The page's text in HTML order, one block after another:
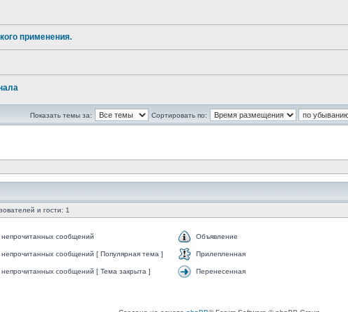
применения.
Показать темы за: Сортировать по:
и гости: 1
сообщений Объявление
сообщений [ Популярная тема ] Прилепленная
сообщений [ Тема закрыта ] Перенесенная